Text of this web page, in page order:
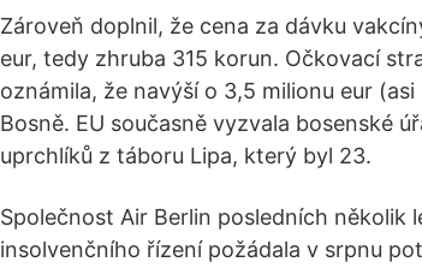
Zároveň doplnil, že cena za dávku
eur, tedy zhruba 315 korun. Očkovací
oznámila, že navýší o 3,5 milionu eur
Bosně. EU současně vyzvala bosenské
uprchlíků z táboru Lipa, který byl 23.
Společnost Air Berlin posledních několik
insolvenčního řízení požádala v srpnu